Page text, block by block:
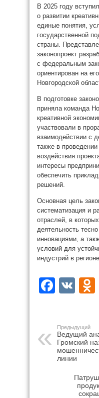
В 2025 году
о развитии
единые понятия,
государственной
страны.
законопроект
с федеральным
ориентирован на
Новгородской
В подготовке
приняла команда
креативной
участвовали в
взаимодействии с
также в
воздействия
интересы
обеспечить
решений.
Основная цель
систематизация и
отраслей, в
деятельность
инновациями, а
условий для
индустрий в
VK
Предыдущий
Ведущий
Громский
линии